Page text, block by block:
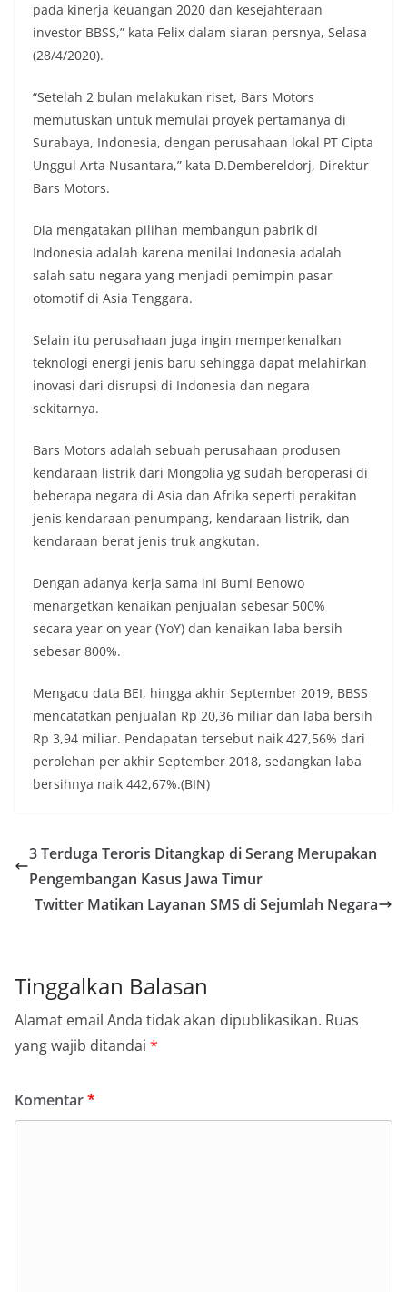
pada kinerja keuangan 2020 dan kesejahteraan
investor BBSS,” kata Felix dalam siaran persnya, Selasa
(28/4/2020).
“Setelah 2 bulan melakukan riset, Bars Motors
memutuskan untuk memulai proyek pertamanya di
Surabaya, Indonesia, dengan perusahaan lokal PT Cipta
Unggul Arta Nusantara,” kata D.Dembereldorj, Direktur
Bars Motors.
Dia mengatakan pilihan membangun pabrik di
Indonesia adalah karena menilai Indonesia adalah
salah satu negara yang menjadi pemimpin pasar
otomotif di Asia Tenggara.
Selain itu perusahaan juga ingin memperkenalkan
teknologi energi jenis baru sehingga dapat melahirkan
inovasi dari disrupsi di Indonesia dan negara
sekitarnya.
Bars Motors adalah sebuah perusahaan produsen
kendaraan listrik dari Mongolia yg sudah beroperasi di
beberapa negara di Asia dan Afrika seperti perakitan
jenis kendaraan penumpang, kendaraan listrik, dan
kendaraan berat jenis truk angkutan.
Dengan adanya kerja sama ini Bumi Benowo
menargetkan kenaikan penjualan sebesar 500%
secara year on year (YoY) dan kenaikan laba bersih
sebesar 800%.
Mengacu data BEI, hingga akhir September 2019, BBSS
mencatatkan penjualan Rp 20,36 miliar dan laba bersih
Rp 3,94 miliar. Pendapatan tersebut naik 427,56% dari
perolehan per akhir September 2018, sedangkan laba
bersihnya naik 442,67%.(BIN)
3 Terduga Teroris Ditangkap di Serang Merupakan
Pengembangan Kasus Jawa Timur
Twitter Matikan Layanan SMS di Sejumlah Negara
Tinggalkan Balasan
Alamat email Anda tidak akan dipublikasikan. Ruas
yang wajib ditandai *
Komentar*